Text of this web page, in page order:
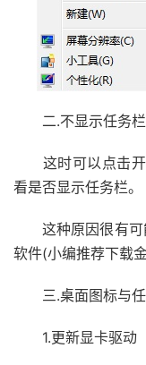
二.不显示任务栏
这时可以点击开
看是否显示任务栏。
这种原因很有可
软件(小编推荐下载
三.桌面图标与任
1.更新显卡驱动